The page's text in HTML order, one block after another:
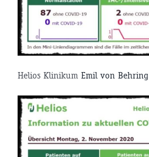
Helios Klinikum Emil von